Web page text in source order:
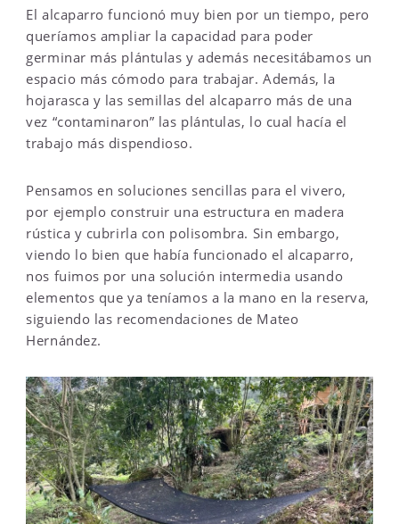
El alcaparro funcionó muy bien por un tiempo, pero
queríamos ampliar la capacidad para poder
germinar más plántulas y además necesitábamos un
espacio más cómodo para trabajar. Además, la
hojarasca y las semillas del alcaparro más de una
vez “contaminaron” las plántulas, lo cual hacía el
trabajo más dispendioso.
Pensamos en soluciones sencillas para el vivero,
por ejemplo construir una estructura en madera
rústica y cubrirla con polisombra. Sin embargo,
viendo lo bien que había funcionado el alcaparro,
nos fuimos por una solución intermedia usando
elementos que ya teníamos a la mano en la reserva,
siguiendo las recomendaciones de Mateo
Hernández.